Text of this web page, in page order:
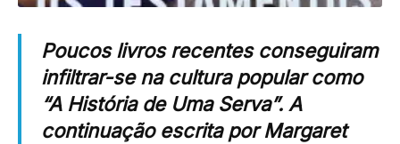
Poucos livros recentes conseguiram
infiltrar-se na cultura popular como
“A História de Uma Serva”. A
continuação escrita por Margaret